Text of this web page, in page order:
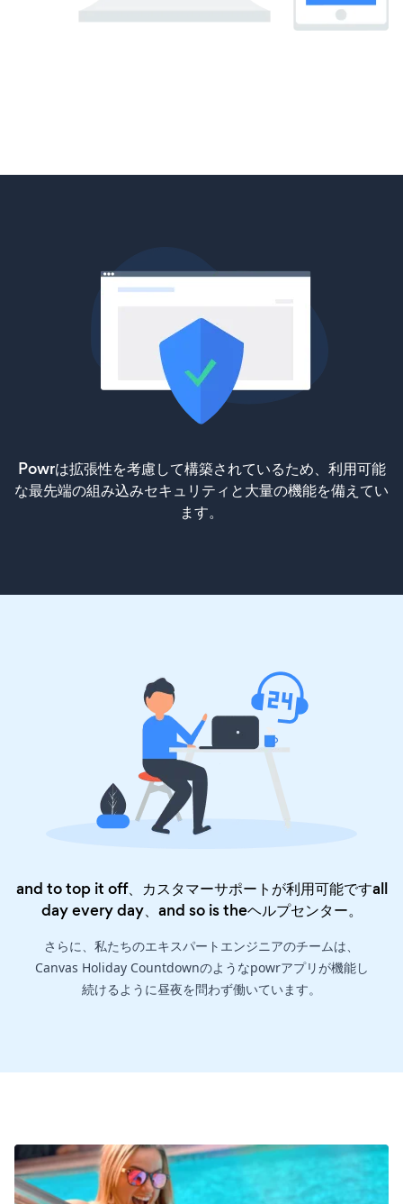
Powrは拡張性を考慮して構築されているため、利用可能
な最先端の組み込みセキュリティと大量の機能を備えてい
ます。
and to top it off、カスタマーサポートが利用可能ですall
day every day、and so is theヘルプセンター。
さらに、私たちのエキスパートエンジニアのチームは、
Canvas Holiday Countdownのようなpowrアプリが機能し
続けるように昼夜を問わず働いています。